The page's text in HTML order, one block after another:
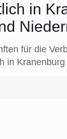
in
für die
in